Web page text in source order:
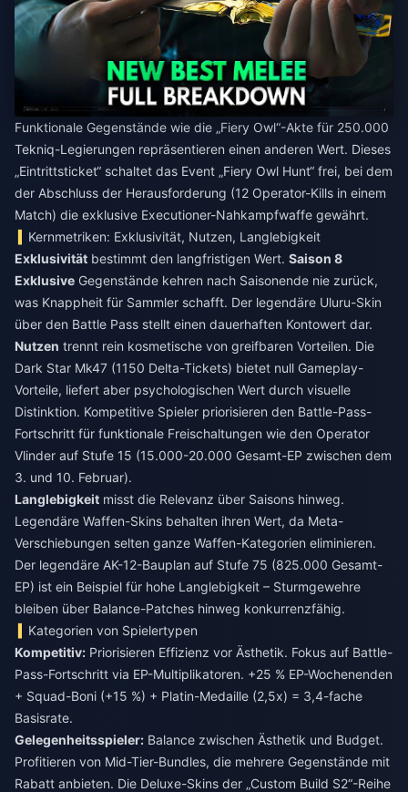
Funktionale Gegenstände wie die „Fiery Owl“-Akte für 250.000
Tekniq-Legierungen repräsentieren einen anderen Wert. Dieses
„Eintrittsticket“ schaltet das Event „Fiery Owl Hunt“ frei, bei dem
der Abschluss der Herausforderung (12 Operator-Kills in einem
Match) die exklusive Executioner-Nahkampfwaffe gewährt.
Kernmetriken: Exklusivität, Nutzen, Langlebigkeit
Exklusivität bestimmt den langfristigen Wert. Saison 8
Exklusive Gegenstände kehren nach Saisonende nie zurück,
was Knappheit für Sammler schafft. Der legendäre Uluru-Skin
über den Battle Pass stellt einen dauerhaften Kontowert dar.
Nutzen trennt rein kosmetische von greifbaren Vorteilen. Die
Dark Star Mk47 (1150 Delta-Tickets) bietet null Gameplay-
Vorteile, liefert aber psychologischen Wert durch visuelle
Distinktion. Kompetitive Spieler priorisieren den Battle-Pass-
Fortschritt für funktionale Freischaltungen wie den Operator
Vlinder auf Stufe 15 (15.000-20.000 Gesamt-EP zwischen dem
3. und 10. Februar).
Langlebigkeit misst die Relevanz über Saisons hinweg.
Legendäre Waffen-Skins behalten ihren Wert, da Meta-
Verschiebungen selten ganze Waffen-Kategorien eliminieren.
Der legendäre AK-12-Bauplan auf Stufe 75 (825.000 Gesamt-
EP) ist ein Beispiel für hohe Langlebigkeit – Sturmgewehre
bleiben über Balance-Patches hinweg konkurrenzfähig.
Kategorien von Spielertypen
Kompetitiv: Priorisieren Effizienz vor Ästhetik. Fokus auf Battle-
Pass-Fortschritt via EP-Multiplikatoren. +25 % EP-Wochenenden
+ Squad-Boni (+15 %) + Platin-Medaille (2,5x) = 3,4-fache
Basisrate.
Gelegenheitsspieler: Balance zwischen Ästhetik und Budget.
Profitieren von Mid-Tier-Bundles, die mehrere Gegenstände mit
Rabatt anbieten. Die Deluxe-Skins der „Custom Build S2“-Reihe